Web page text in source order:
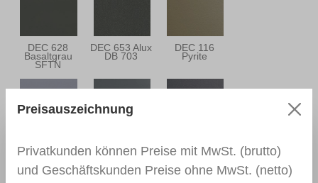
DEC 628
Basaltgrau
SFTN
DEC 653 Alux
DB 703
DEC 116
Pyrite
Preisauszeichnung
Privatkunden können Preise mit MwSt. (brutto)
und Geschäftskunden Preise ohne MwSt. (netto)